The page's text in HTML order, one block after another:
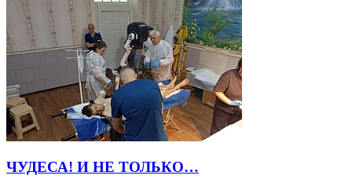
ЧУДЕСА! И НЕ ТОЛЬКО…